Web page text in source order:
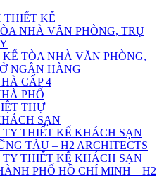
THIẾT KẾ
NHÀ VĂN PHÒNG, TRỤ
KẾ TÒA NHÀ VĂN PHÒNG,
NGÂN HÀNG
CẤP 4
PHỐ
THỰ
SẠN
TY THIẾT KẾ KHÁCH SẠN
TÀU – H2 ARCHITECTS
TY THIẾT KẾ KHÁCH SẠN
PHỐ HỒ CHÍ MINH – H2